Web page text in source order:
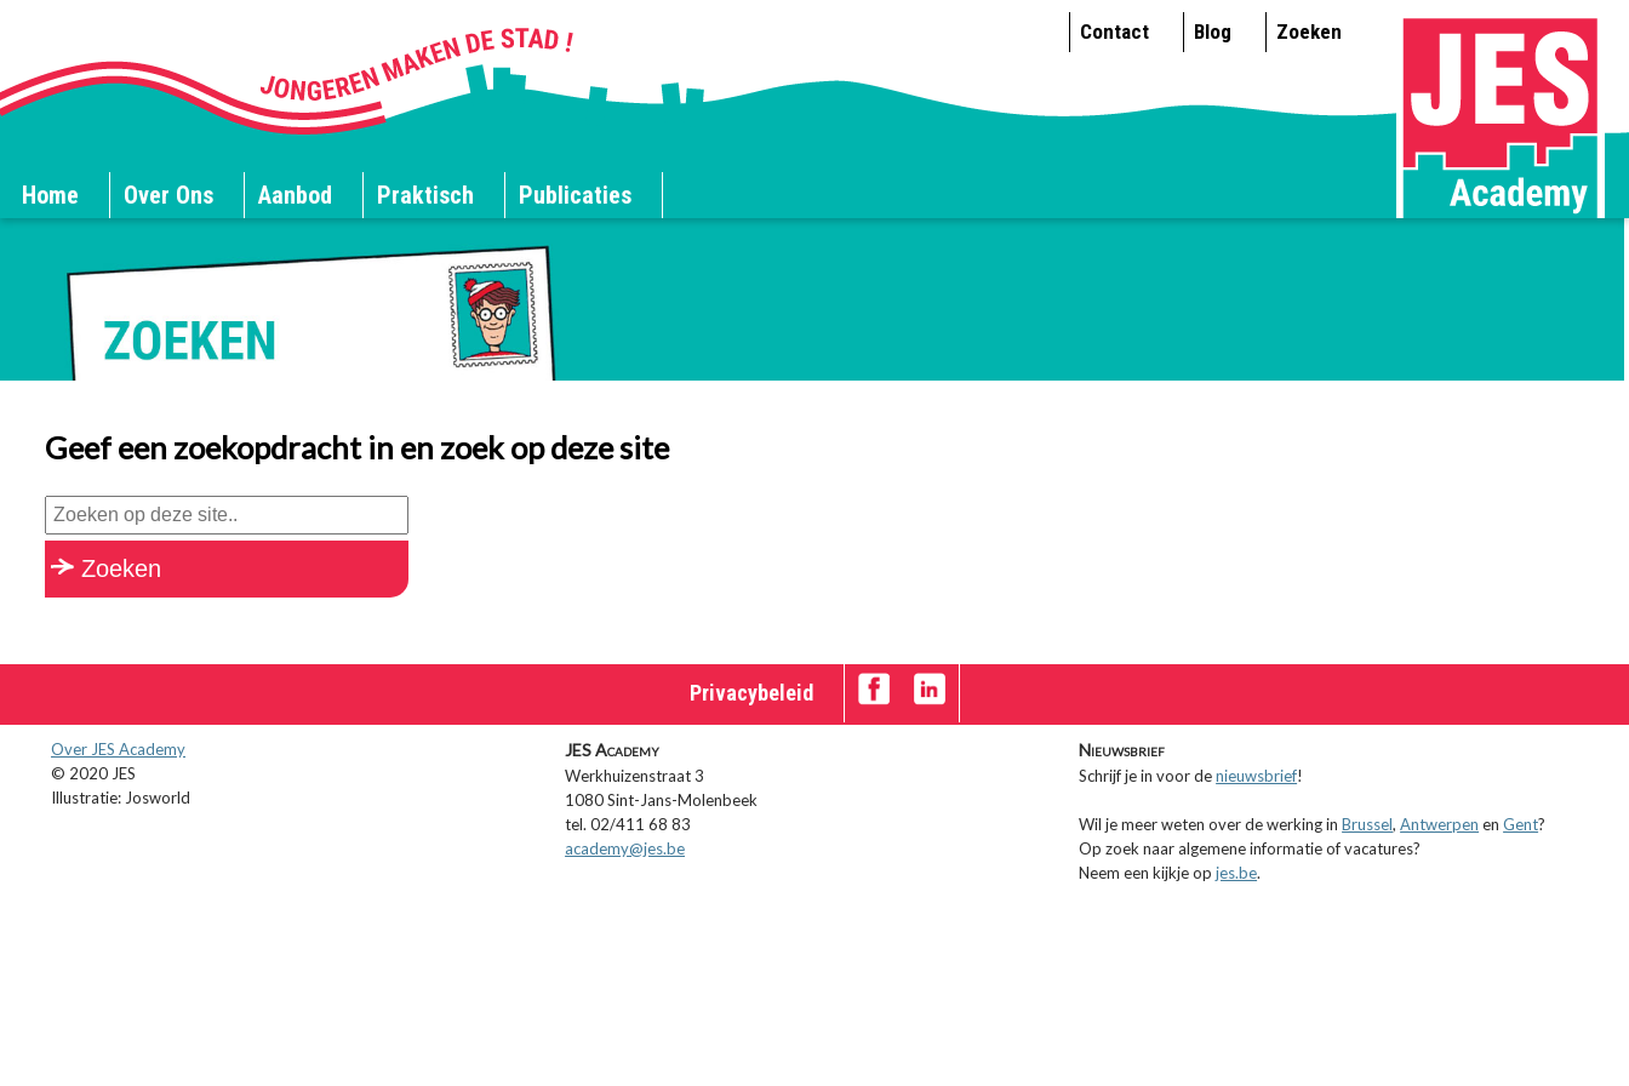
Contact Blog Zoeken
Home Over Ons Aanbod Praktisch Publicaties
Geef een zoekopdracht in en zoek op deze site
Privacybeleid
Over JES Academy
© 2020 JES
Illustratie: Josworld
JES Academy
Werkhuizenstraat 3
1080 Sint-Jans-Molenbeek
tel. 02/411 68 83
academy@jes.be
Nieuwsbrief
Schrijf je in voor denieuwsbrief!
Wil je meer weten over de werking inBrussel,Antwerpen enGent?
Op zoek naar algemene informatie of vacatures?
Neem een kijkje opjes.be.